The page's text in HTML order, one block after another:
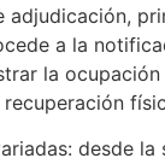
adjudicación,
a la
la
desde